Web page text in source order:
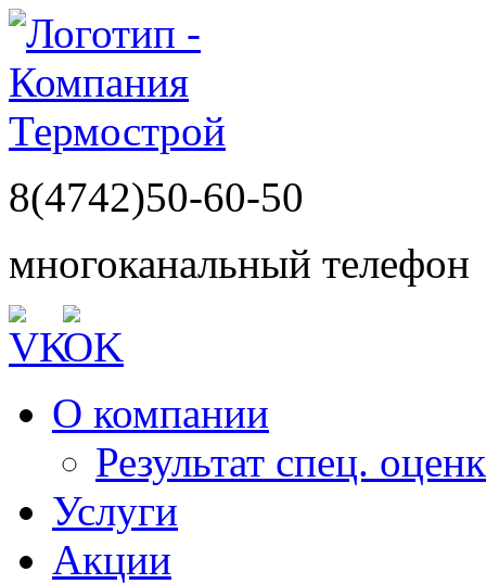
8(4742)50-60-50
многоканальный телефон
О компании
Результат спец.
Услуги
Акции